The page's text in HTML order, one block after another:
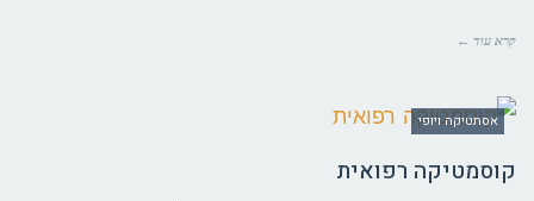
קרא עוד ←
אסתטיקה ויופי
קוסמטיקה רפואית